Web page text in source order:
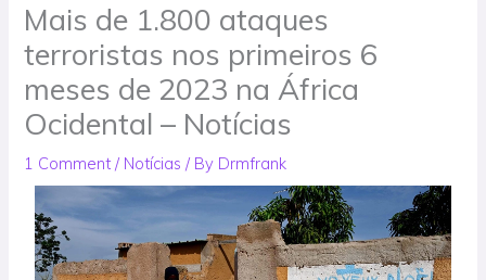
Mais de 1.800 ataques
terroristas nos primeiros 6
meses de 2023 na África
Ocidental – Notícias
1 Comment / Notícias / By Drmfrank